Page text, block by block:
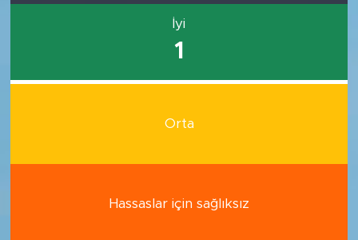
İyi
1
Orta
Hassaslar için sağlıksız